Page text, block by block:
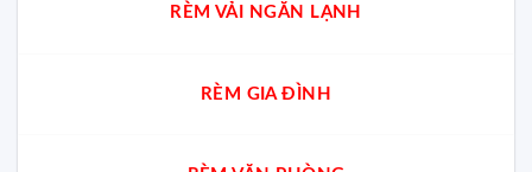
RÈM VẢI NGĂN LẠNH
RÈM GIA ĐÌNH